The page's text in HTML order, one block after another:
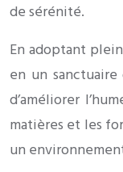
de sérénité.
En adoptant
en un
d’améliorer
matières et les
un